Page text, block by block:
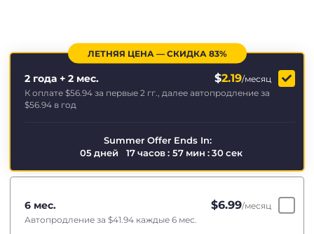
ЛЕТНЯЯ ЦЕНА — СКИДКА 83%
2 года + 2 мес. $2.19/месяц
К оплате $56.94 за первые 2 гг., далее автопродление за
$56.94 в год
Summer Offer Ends In:
05 дней 17 часов : 57 мин : 29 сек
6 мес. $6.99/месяц
Автопродление за $41.94 каждые 6 мес.